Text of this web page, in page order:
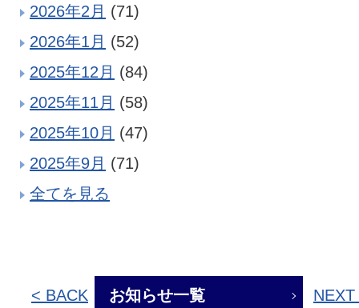
2026年2月 (71)
2026年1月 (52)
2025年12月 (84)
2025年11月 (58)
2025年10月 (47)
2025年9月 (71)
全てを見る
< BACK お知らせ一覧 NEXT